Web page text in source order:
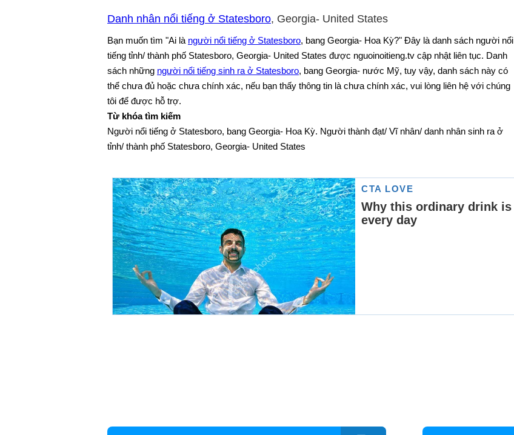
Danh nhân nổi tiếng ở Statesboro, Georgia- United States
Bạn muốn tìm "Ai là người nổi tiếng ở Statesboro, bang Georgia- Hoa Kỳ?" Đây là danh sách người nổi
tiếng tỉnh/ thành phố Statesboro, Georgia- United States được nguoinoitieng.tv cập nhật liên tục. Danh
sách những người nổi tiếng sinh ra ở Statesboro, bang Georgia- nước Mỹ, tuy vậy, danh sách này có
thể chưa đủ hoặc chưa chính xác, nếu bạn thấy thông tin là chưa chính xác, vui lòng liên hệ với chúng
tôi để được hỗ trợ.
Từ khóa tìm kiếm
Người nổi tiếng ở Statesboro, bang Georgia- Hoa Kỳ. Người thành đạt/ Vĩ nhân/ danh nhân sinh ra ở
tỉnh/ thành phố Statesboro, Georgia- United States